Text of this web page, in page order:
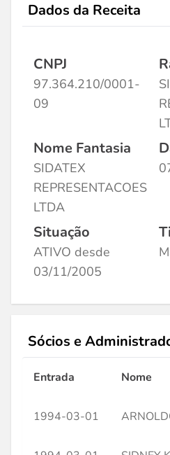
Dados da Receita
CNPJ
97.364.210/0001-
09
Nome Fantasia
SIDATEX
REPRESENTACOES
LTDA
Situação
ATIVO desde
03/11/2005
Sócios e
Entrada Nome
1994-03-01